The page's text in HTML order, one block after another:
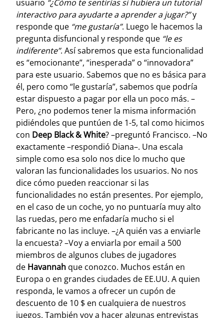
usuario “¿Cómo te sentirías si hubiera un tutorial
interactivo para ayudarte a aprender a jugar?”y
responde que “me gustaría”. Luego le hacemos la
pregunta disfuncional y responde que “le es
indiferente”. Así sabremos que esta funcionalidad
es “emocionante”, “inesperada” o “innovadora”
para este usuario. Sabemos que no es básica para
él, pero como “le gustaría”, sabemos que podría
estar dispuesto a pagar por ella un poco más. –
Pero, ¿no podemos tener la misma información
pidiéndoles que puntúen de 1-5, tal como hicimos
con Deep Black & White? –preguntó Francisco. –No
exactamente –respondió Diana–. Una escala
simple como esa solo nos dice lo mucho que
valoran las funcionalidades los usuarios. No nos
dice cómo pueden reaccionar si las
funcionalidades no están presentes. Por ejemplo,
en el caso de un coche, yo no puntuaría muy alto
las ruedas, pero me enfadaría mucho si el
fabricante no las incluye. –¿A quién vas a enviarle
la encuesta? –Voy a enviarla por email a 500
miembros de algunos clubes de jugadores
de Havannah que conozco. Muchos están en
Europa o en grandes ciudades de EE.UU. A quien
responda, le vamos a ofrecer un cupón de
descuento de 10 $ en cualquiera de nuestros
juegos. También voy a hacer algunas entrevistas